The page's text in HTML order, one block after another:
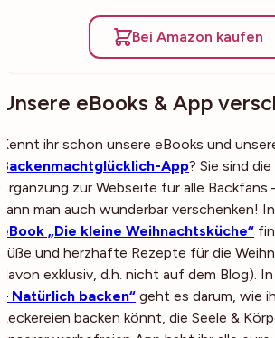
Bei Amazon kaufen
Unsere eBooks & App
Kennt ihr schon unsere eBooks und
Backenmachtglücklich-App? Sie sind
Ergänzung zur Webseite für alle Backfans
kann man auch wunderbar verschenken!
eBook „Die kleine Weihnachtsküche“
süße und herzhafte Rezepte für die
davon exklusiv, d.h. nicht auf dem Blog). In
– Natürlich backen“ geht es darum, wie
Leckereien backen könnt, die Seele &